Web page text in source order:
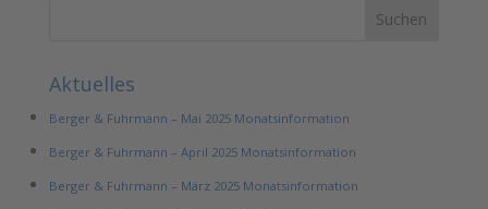
Aktuelles
Berger & Fuhrmann – Mai 2025 Monatsinformation
Berger & Fuhrmann – April 2025 Monatsinformation
Berger & Fuhrmann – März 2025 Monatsinformation